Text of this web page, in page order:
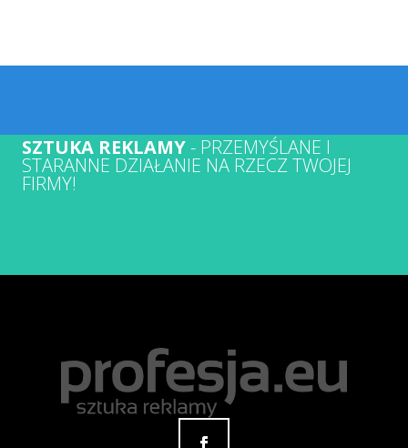
SZTUKA REKLAMY- PRZEMYŚLANE I
STARANNE DZIAŁANIE NA RZECZ TWOJEJ
FIRMY!